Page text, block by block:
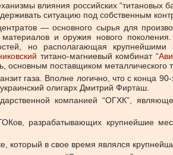
влияния российских “титановых
ситуацию под собственным
— основного сырья для
и оружия нового
но располагающая крупнейшими
титано-магниевый комбинат “
поставщиком металлического
газа. Вполне логично, что с конца
олигарх Дмитрий Фирташ.
компанией “ОГХК”,
разрабатывающих крупнейшие
в свое время являлся